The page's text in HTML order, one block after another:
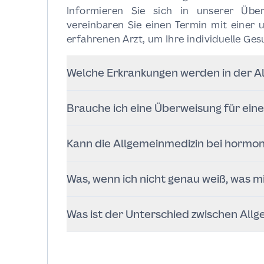
Informieren Sie sich in unserer
vereinbaren Sie einen Termin mit einer
erfahrenen Arzt, um Ihre individuelle
Welche Erkrankungen werden in der
Diabetes,
viele internistische Erkrankungen, die
Brauche ich eine Überweisung für
telefonisch einen Termin
Kann die Allgemeinmedizin bei
Nebennierenschwäche fallen in den
Was, wenn ich nicht genau weiß, was
Symptomen wie Müdigkeit,
helfen wir Ihnen, die Ursache zu finden.
Was ist der Unterschied zwischen